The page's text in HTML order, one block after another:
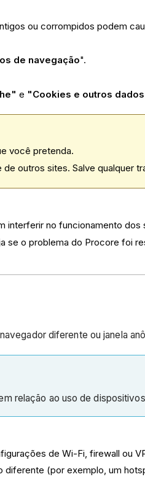
ou corrompidos podem
de navegação".
e "Cookies e outros
você pretenda.
outros sites. Salve qualquer
interferir no funcionamento dos
o problema do Procore foi
diferente ou janela
relação ao uso de
de Wi-Fi, firewall ou
diferente (por exemplo, um